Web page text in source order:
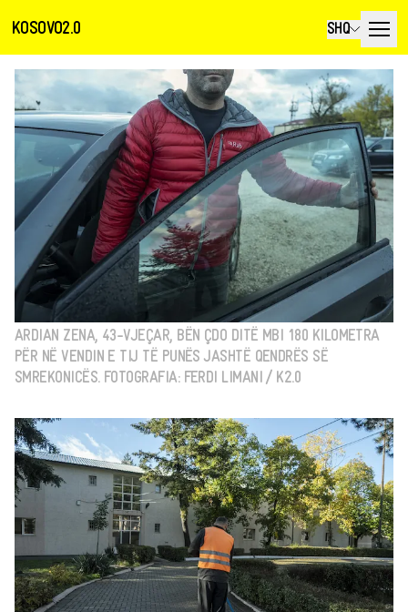
KOSOVO2.0 SHQ
ARDIAN ZENA, 43-VJEÇAR, BËN ÇDO DITË MBI 180 KILOMETRA
PËR NË VENDIN E TIJ TË PUNËS JASHTË QENDRËS SË
SMREKONICËS. FOTOGRAFIA: FERDI LIMANI / K2.0